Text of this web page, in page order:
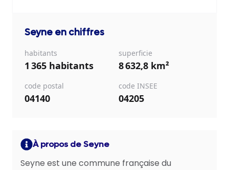
Seyne en chiffres
habitants
1 365 habitants
superficie
8 632,8 km²
code postal
04140
code INSEE
04205
À propos de Seyne
Seyne est une commune française du